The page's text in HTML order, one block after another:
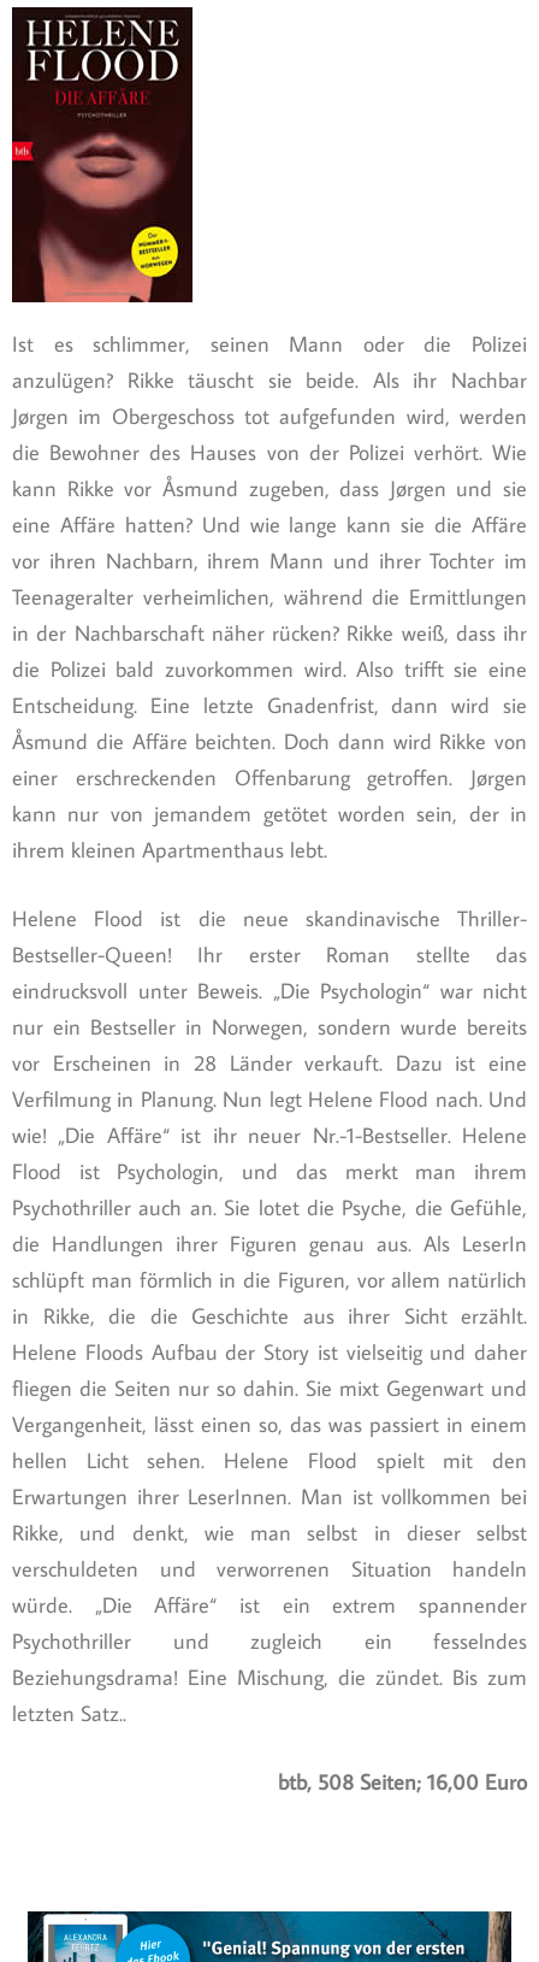
Ist es schlimmer, seinen Mann oder die Polizei
anzulügen? Rikke täuscht sie beide. Als ihr Nachbar
Jørgen im Obergeschoss tot aufgefunden wird, werden
die Bewohner des Hauses von der Polizei verhört. Wie
kann Rikke vor Åsmund zugeben, dass Jørgen und sie
eine Affäre hatten? Und wie lange kann sie die Affäre
vor ihren Nachbarn, ihrem Mann und ihrer Tochter im
Teenageralter verheimlichen, während die Ermittlungen
in der Nachbarschaft näher rücken? Rikke weiß, dass ihr
die Polizei bald zuvorkommen wird. Also trifft sie eine
Entscheidung. Eine letzte Gnadenfrist, dann wird sie
Åsmund die Affäre beichten. Doch dann wird Rikke von
einer erschreckenden Offenbarung getroffen. Jørgen
kann nur von jemandem getötet worden sein, der in
ihrem kleinen Apartmenthaus lebt.
Helene Flood ist die neue skandinavische Thriller-
Bestseller-Queen! Ihr erster Roman stellte das
eindrucksvoll unter Beweis. „Die Psychologin“ war nicht
nur ein Bestseller in Norwegen, sondern wurde bereits
vor Erscheinen in 28 Länder verkauft. Dazu ist eine
Verfilmung in Planung. Nun legt Helene Flood nach. Und
wie! „Die Affäre“ ist ihr neuer Nr.-1-Bestseller. Helene
Flood ist Psychologin, und das merkt man ihrem
Psychothriller auch an. Sie lotet die Psyche, die Gefühle,
die Handlungen ihrer Figuren genau aus. Als LeserIn
schlüpft man förmlich in die Figuren, vor allem natürlich
in Rikke, die die Geschichte aus ihrer Sicht erzählt.
Helene Floods Aufbau der Story ist vielseitig und daher
fliegen die Seiten nur so dahin. Sie mixt Gegenwart und
Vergangenheit, lässt einen so, das was passiert in einem
hellen Licht sehen. Helene Flood spielt mit den
Erwartungen ihrer LeserInnen. Man ist vollkommen bei
Rikke, und denkt, wie man selbst in dieser selbst
verschuldeten und verworrenen Situation handeln
würde. „Die Affäre“ ist ein extrem spannender
Psychothriller und zugleich ein fesselndes
Beziehungsdrama! Eine Mischung, die zündet. Bis zum
letzten Satz..
btb, 508 Seiten; 16,00 Euro